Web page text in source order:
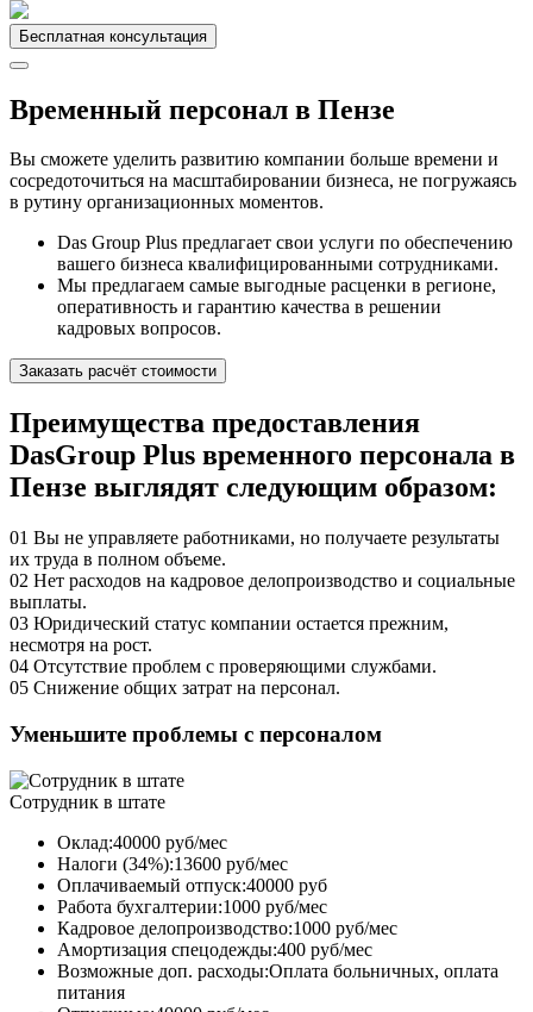
Бесплатная консультация
Временный персонал в Пензе
Вы сможете уделить развитию компании больше времени и
сосредоточиться на масштабировании бизнеса, не погружаясь
в рутину организационных моментов.
Das Group Plus предлагает свои услуги по обеспечению
вашего бизнеса квалифицированными сотрудниками.
Мы предлагаем самые выгодные расценки в регионе,
оперативность и гарантию качества в решении
кадровых вопросов.
Заказать расчёт стоимости
Преимущества предоставления
DasGroup Plus временного персонала в
Пензе выглядят следующим образом:
01 Вы не управляете работниками, но получаете результаты
их труда в полном объеме.
02 Нет расходов на кадровое делопроизводство и социальные
выплаты.
03 Юридический статус компании остается прежним,
несмотря на рост.
04 Отсутствие проблем с проверяющими службами.
05 Снижение общих затрат на персонал.
Уменьшите проблемы с персоналом
Сотрудник в штате
Оклад:40000 руб/мес
Налоги (34%):13600 руб/мес
Оплачиваемый отпуск:40000 руб
Работа бухгалтерии:1000 руб/мес
Кадровое делопроизводство:1000 руб/мес
Амортизация спецодежды:400 руб/мес
Возможные доп. расходы:Оплата больничных, оплата
питания